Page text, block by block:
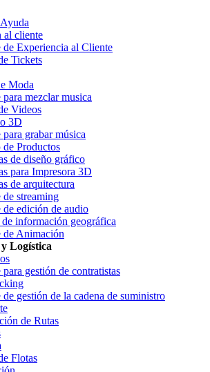
al cliente
de Experiencia al Cliente
Tickets
Moda
mezclar musica
Videos
3D
grabar música
de Productos
de diseño gráfico
para Impresora 3D
de arquitectura
de streaming
de edición de audio
de información geográfica
de Animación
Logística
gestión de contratistas
de gestión de la cadena de suministro
de Rutas
Flotas